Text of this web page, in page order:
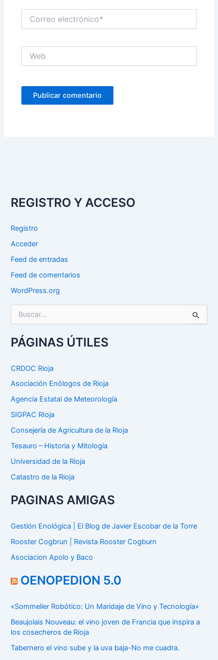
electrónico*
REGISTRO Y ACCESO
Registro
Acceder
Feed de entradas
Feed de comentarios
WordPress.org
c
a
p
r
:
PÁGINAS ÚTILES
CRDOC Rioja
Asociación Enólogos de Rioja
Agencia Estatal de Meteorología
SIGPAC RIoja
Consejería de Agricultura de la Rioja
Tesauro – Historia y Mitología
Universidad de la Rioja
Catastro de la Rioja
PAGINAS AMIGAS
Gestión Enológica | El Blog de Javier Escobar de la Torre
Rooster Cogbrun | Revista Rooster Cogburn
Asociacion Apolo y Baco
OENOPEDION 5.0
«Sommelier Robótico: Un Maridaje de Vino y Tecnología»
Beaujolais Nouveau: el vino joven de Francia que inspira a
los cosecheros de Rioja
Tabernero el vino sube y la uva baja-No me cuadra.